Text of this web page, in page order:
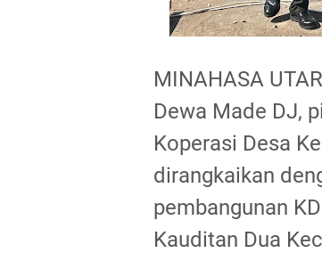
MINAHASA
Dewa Made DJ,
Koperasi Desa
dirangkaikan
pembangunan
Kauditan Dua